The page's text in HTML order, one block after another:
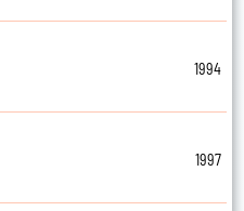
1994
1997